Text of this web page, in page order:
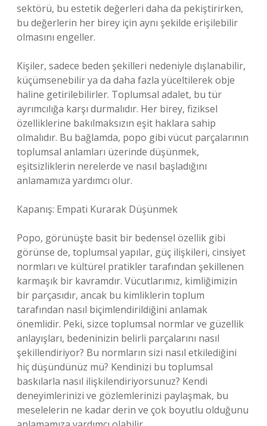
sektörü, bu estetik değerleri daha da pekiştirirken,
bu değerlerin her birey için aynı şekilde erişilebilir
olmasını engeller.
Kişiler, sadece beden şekilleri nedeniyle dışlanabilir,
küçümsenebilir ya da daha fazla yüceltilerek obje
haline getirilebilirler. Toplumsal adalet, bu tür
ayrımcılığa karşı durmalıdır. Her birey, fiziksel
özelliklerine bakılmaksızın eşit haklara sahip
olmalıdır. Bu bağlamda, popo gibi vücut parçalarının
toplumsal anlamları üzerinde düşünmek,
eşitsizliklerin nerelerde ve nasıl başladığını
anlamamıza yardımcı olur.
Kapanış: Empati Kurarak Düşünmek
Popo, görünüşte basit bir bedensel özellik gibi
görünse de, toplumsal yapılar, güç ilişkileri, cinsiyet
normları ve kültürel pratikler tarafından şekillenen
karmaşık bir kavramdır. Vücutlarımız, kimliğimizin
bir parçasıdır, ancak bu kimliklerin toplum
tarafından nasıl biçimlendirildiğini anlamak
önemlidir. Peki, sizce toplumsal normlar ve güzellik
anlayışları, bedeninizin belirli parçalarını nasıl
şekillendiriyor? Bu normların sizi nasıl etkilediğini
hiç düşündünüz mü? Kendinizi bu toplumsal
baskılarla nasıl ilişkilendiriyorsunuz? Kendi
deneyimlerinizi ve gözlemlerinizi paylaşmak, bu
meselelerin ne kadar derin ve çok boyutlu olduğunu